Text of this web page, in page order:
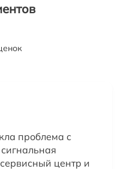
проблема с
центр и